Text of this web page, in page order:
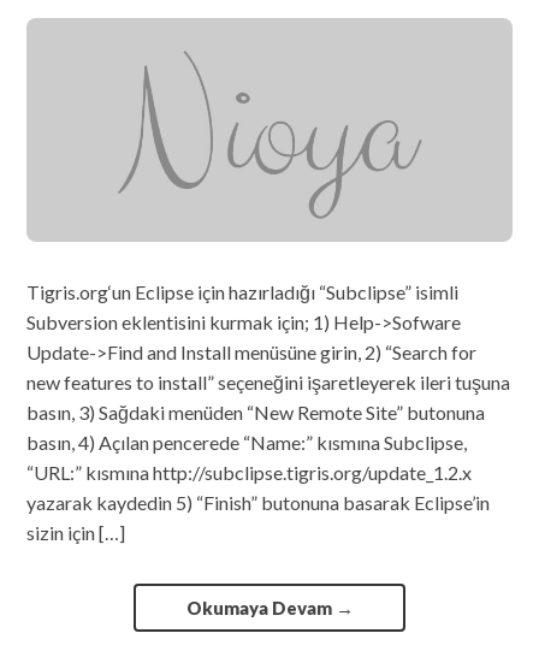
Tigris.org‘un Eclipse için hazırladığı “Subclipse” isimli
Subversion eklentisini kurmak için; 1) Help->Sofware
Update->Find and Install menüsüne girin, 2) “Search for
new features to install” seçeneğini işaretleyerek ileri tuşuna
basın, 3) Sağdaki menüden “New Remote Site” butonuna
basın, 4) Açılan pencerede “Name:” kısmına Subclipse,
“URL:” kısmına http://subclipse.tigris.org/update_1.2.x
yazarak kaydedin 5) “Finish” butonuna basarak Eclipse’in
sizin için […]
Okumaya Devam →